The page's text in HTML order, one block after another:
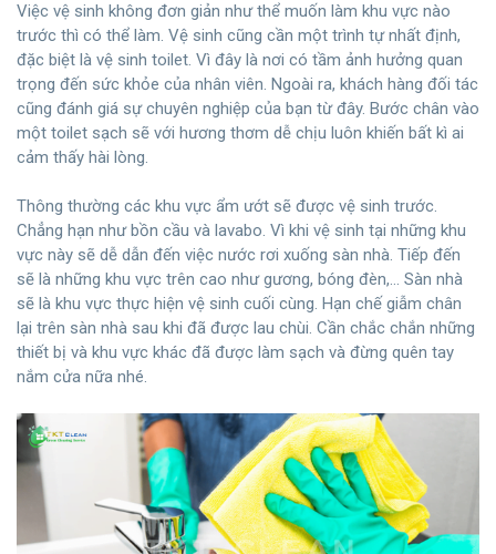
Việc vệ sinh không đơn giản như thể muốn làm khu vực nào
trước thì có thể làm. Vệ sinh cũng cần một trình tự nhất định,
đặc biệt là vệ sinh toilet. Vì đây là nơi có tầm ảnh hưởng quan
trọng đến sức khỏe của nhân viên. Ngoài ra, khách hàng đối tác
cũng đánh giá sự chuyên nghiệp của bạn từ đây. Bước chân vào
một toilet sạch sẽ với hương thơm dễ chịu luôn khiến bất kì ai
cảm thấy hài lòng.
Thông thường các khu vực ẩm ướt sẽ được vệ sinh trước.
Chẳng hạn như bồn cầu và lavabo. Vì khi vệ sinh tại những khu
vực này sẽ dễ dẫn đến việc nước rơi xuống sàn nhà. Tiếp đến
sẽ là những khu vực trên cao như gương, bóng đèn,… Sàn nhà
sẽ là khu vực thực hiện vệ sinh cuối cùng. Hạn chế giẫm chân
lại trên sàn nhà sau khi đã được lau chùi. Cần chắc chắn những
thiết bị và khu vực khác đã được làm sạch và đừng quên tay
nắm cửa nữa nhé.